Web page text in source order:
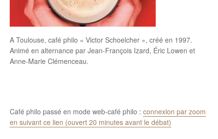
A Toulouse, café philo « Victor Schoelcher », créé en 1997.
Animé en alternance par Jean-François Izard, Éric Lowen et
Anne-Marie Clémenceau.
Café philo passé en mode web-café philo : connexion par zoom
en suivant ce lien (ouvert 20 minutes avant le débat)